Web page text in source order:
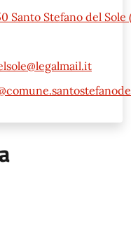
Santo Stefano del Sole